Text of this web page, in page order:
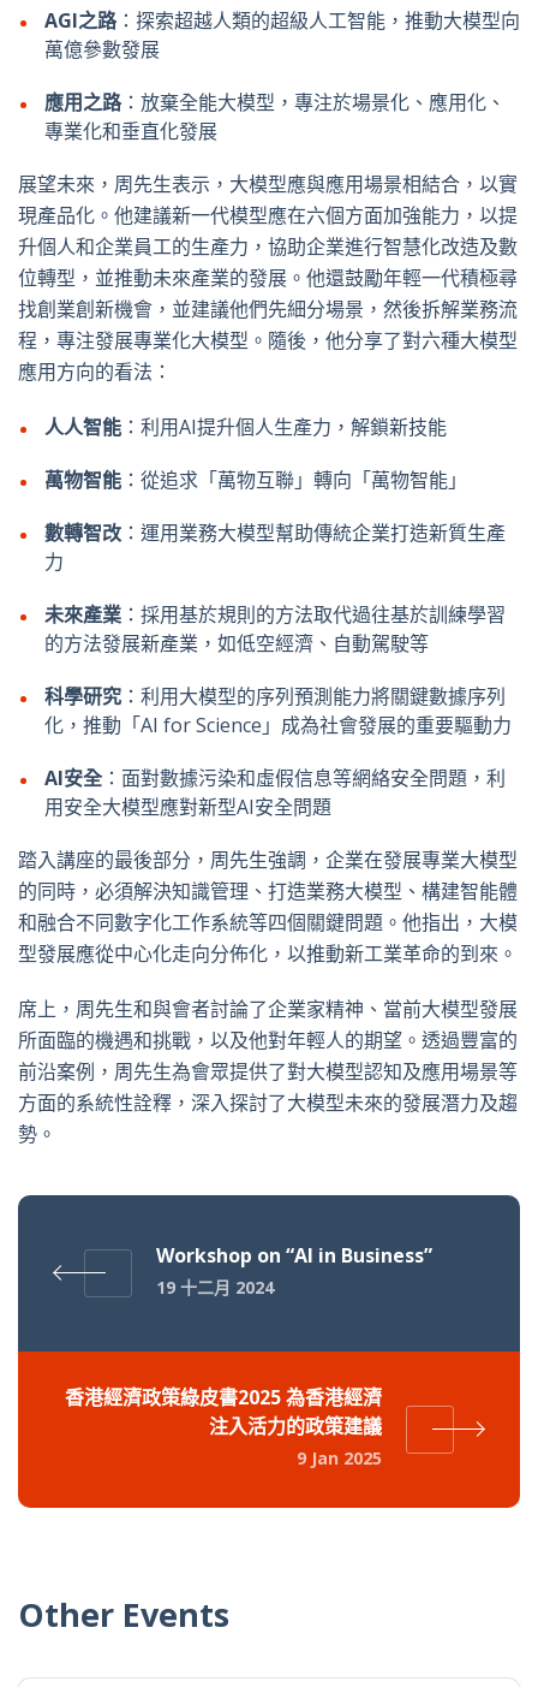
AGI之路：探索超越人類的超級人工智能，推動大模型向
萬億參數發展
應用之路：放棄全能大模型，專注於場景化、應用化、
專業化和垂直化發展
展望未來，周先生表示，大模型應與應用場景相結合，以實
現產品化。他建議新一代模型應在六個方面加強能力，以提
升個人和企業員工的生產力，協助企業進行智慧化改造及數
位轉型，並推動未來產業的發展。他還鼓勵年輕一代積極尋
找創業創新機會，並建議他們先細分場景，然後拆解業務流
程，專注發展專業化大模型。隨後，他分享了對六種大模型
應用方向的看法：
人人智能 ：利用AI提升個人生產力，解鎖新技能
萬物智能 ：從追求「萬物互聯」轉向「萬物智能」
數轉智改 ：運用業務大模型幫助傳統企業打造新質生產
力
未來產業 ：採用基於規則的方法取代過往基於訓練學習
的方法發展新產業，如低空經濟、自動駕駛等
科學研究 ：利用大模型的序列預測能力將關鍵數據序列
化，推動「AI for Science 」成為社會發展的重要驅動力
AI安全 ：面對數據污染和虛假信息等網絡安全問題，利
用安全大模型應對新型AI安全問題
踏入講座的最後部分，周先生強調，企業在發展專業大模型
的同時，必須解決知識管理、打造業務大模型、構建智能體
和融合不同數字化工作系統等四個關鍵問題。他指出，大模
型發展應從中心化走向分佈化，以推動新工業革命的到來。
席上，周先生和與會者討論了企業家精神、當前大模型發展
所面臨的機遇和挑戰，以及他對年輕人的期望。透過豐富的
前沿案例，周先生為會眾提供了對大模型認知及應用場景等
方面的系統性詮釋，深入探討了大模型未來的發展潛力及趨
勢。
Workshop on “AI in Business”
19 十二月 2024
香港經濟政策綠皮書2025 為香港經濟
注入活力的政策建議
9 Jan 2025
Other Events